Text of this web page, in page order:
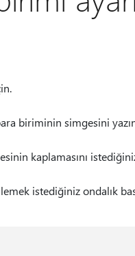
biriminin simgesini
kaplamasını
istediğiniz ondalık